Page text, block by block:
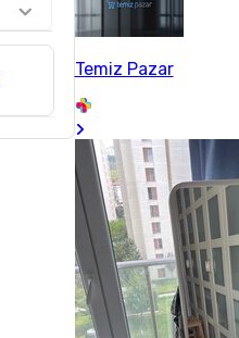
Temiz Pazar